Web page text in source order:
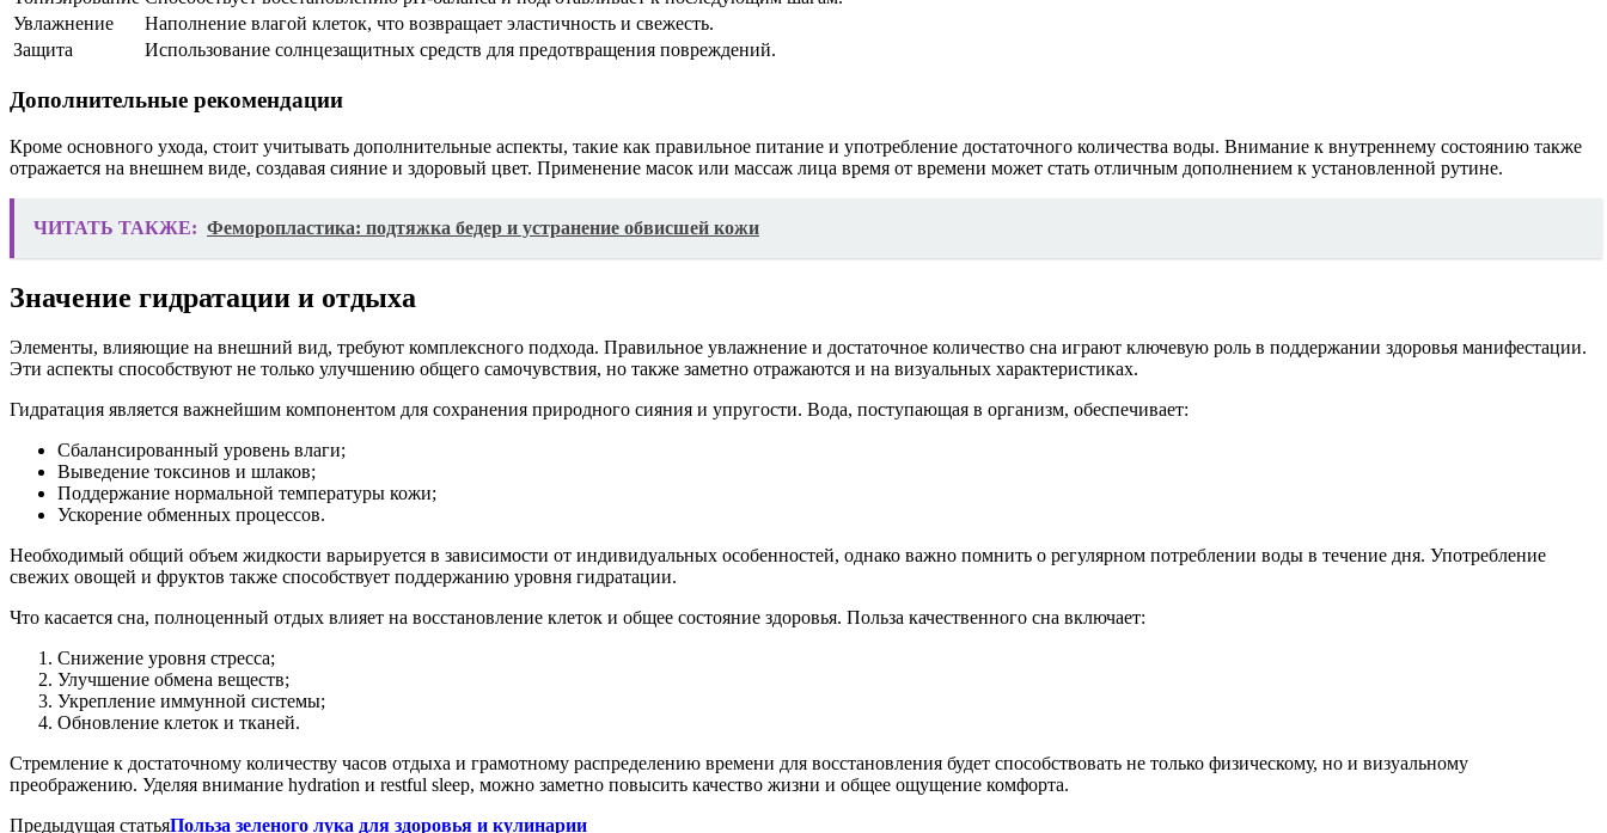
Увлажнение
Наполнение влагой клеток, что возвращает эластичность и свежесть.
Защита
Использование солнцезащитных средств для предотвращения повреждений.
Дополнительные рекомендации
Кроме основного ухода, стоит учитывать дополнительные аспекты, такие как правильное питание и употребление достаточного количества воды. Внимание к внутреннему состоянию также
отражается на внешнем виде, создавая сияние и здоровый цвет. Применение масок или массаж лица время от времени может стать отличным дополнением к установленной рутине.
ЧИТАТЬ ТАКЖЕ: Феморопластика: подтяжка бедер и устранение обвисшей кожи
Значение гидратации и отдыха
Элементы, влияющие на внешний вид, требуют комплексного подхода. Правильное увлажнение и достаточное количество сна играют ключевую роль в поддержании здоровья манифестации.
Эти аспекты способствуют не только улучшению общего самочувствия, но также заметно отражаются и на визуальных характеристиках.
Гидратация является важнейшим компонентом для сохранения природного сияния и упругости. Вода, поступающая в организм, обеспечивает:
Сбалансированный уровень влаги;
Выведение токсинов и шлаков;
Поддержание нормальной температуры кожи;
Ускорение обменных процессов.
Необходимый общий объем жидкости варьируется в зависимости от индивидуальных особенностей, однако важно помнить о регулярном потреблении воды в течение дня. Употребление
свежих овощей и фруктов также способствует поддержанию уровня гидратации.
Что касается сна, полноценный отдых влияет на восстановление клеток и общее состояние здоровья. Польза качественного сна включает:
Снижение уровня стресса;
Улучшение обмена веществ;
Укрепление иммунной системы;
Обновление клеток и тканей.
Стремление к достаточному количеству часов отдыха и грамотному распределению времени для восстановления будет способствовать не только физическому, но и визуальному
преображению. Уделяя внимание hydration и restful sleep, можно заметно повысить качество жизни и общее ощущение комфорта.
Предыдущая статьяПольза зеленого лука для здоровья и кулинарии